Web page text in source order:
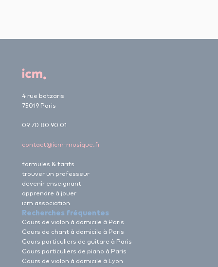
4 rue botzaris
75019 Paris
09 70 80 90 01
contact@icm-musique.fr
formules & tarifs
trouver un professeur
devenir enseignant
apprendre à jouer
icm association
Recherches fréquentes
Cours de violon à domicile à Paris
Cours de chant à domicile à Paris
Cours particuliers de guitare à Paris
Cours particuliers de piano à Paris
Cours de violon à domicile à Lyon